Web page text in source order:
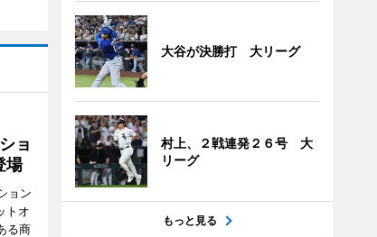
ョ
場
ョン
トオ
る商
大谷が決勝打 大リーグ
村上、２戦連発２６号 大
リーグ
もっと見る